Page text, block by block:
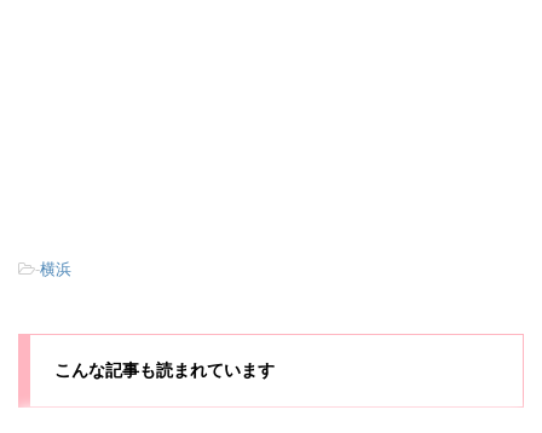
-横浜
こんな記事も読まれています